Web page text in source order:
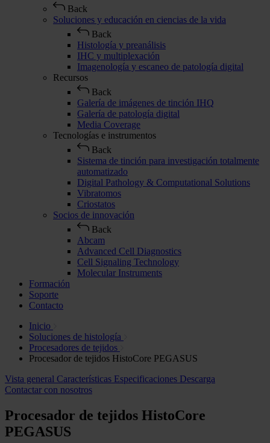
Back
Soluciones y educación en ciencias de la vida
Back
Histología y preanálisis
IHC y multiplexación
Imagenología y escaneo de patología digital
Recursos
Back
Galería de imágenes de tinción IHQ
Galería de patología digital
Media Coverage
Tecnologías e instrumentos
Back
Sistema de tinción para investigación totalmente
automatizado
Digital Pathology & Computational Solutions
Vibratomos
Criostatos
Socios de innovación
Back
Abcam
Advanced Cell Diagnostics
Cell Signaling Technology
Molecular Instruments
Formación
Soporte
Contacto
Inicio
Soluciones de histología
Procesadores de tejidos
Procesador de tejidos HistoCore PEGASUS
Vista general Características Especificaciones Descarga
Contactar con nosotros
Procesador de tejidos HistoCore
PEGASUS